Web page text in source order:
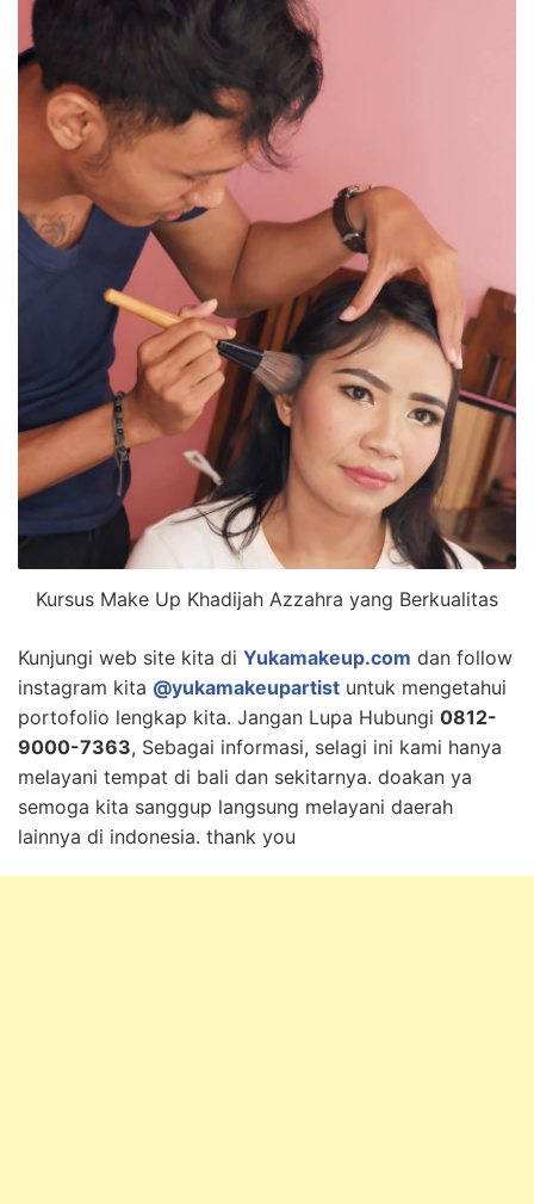
Kursus Make Up Khadijah Azzahra yang Berkualitas
Kunjungi web site kita di Yukamakeup.com dan follow
instagram kita @yukamakeupartist untuk mengetahui
portofolio lengkap kita. Jangan Lupa Hubungi 0812-
9000-7363, Sebagai informasi, selagi ini kami hanya
melayani tempat di bali dan sekitarnya. doakan ya
semoga kita sanggup langsung melayani daerah
lainnya di indonesia. thank you